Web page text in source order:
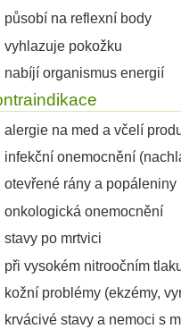
působí na reflexní body
vyhlazuje pokožku
nabíjí organismus energií
alergie na med a včelí
infekční onemocnění
otevřené rány a popáleniny
onkologická onemocnění
stavy po mrtvici
při vysokém nitroočním
kožní problémy (ekzémy,
krvácivé stavy a nemoci s